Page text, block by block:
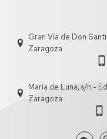
Gran Vía de Don
Zaragoza
María de Luna, s/n -
Zaragoza